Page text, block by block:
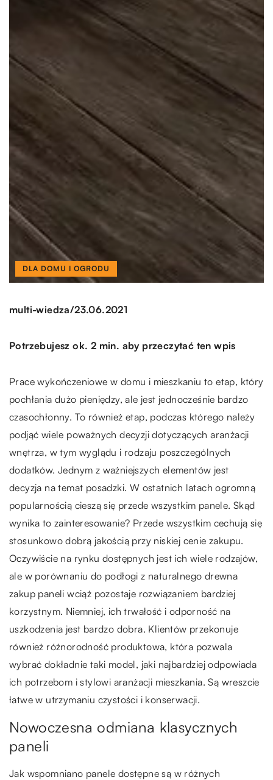
DLA DOMU I OGRODU
multi-wiedza/23.06.2021
Potrzebujesz ok. 2 min. aby przeczytać ten wpis
Prace wykończeniowe w domu i mieszkaniu to etap, który
pochłania dużo pieniędzy, ale jest jednocześnie bardzo
czasochłonny. To również etap, podczas którego należy
podjąć wiele poważnych decyzji dotyczących aranżacji
wnętrza, w tym wyglądu i rodzaju poszczególnych
dodatków. Jednym z ważniejszych elementów jest
decyzja na temat posadzki. W ostatnich latach ogromną
popularnością cieszą się przede wszystkim panele. Skąd
wynika to zainteresowanie? Przede wszystkim cechują się
stosunkowo dobrą jakością przy niskiej cenie zakupu.
Oczywiście na rynku dostępnych jest ich wiele rodzajów,
ale w porównaniu do podłogi z naturalnego drewna
zakup paneli wciąż pozostaje rozwiązaniem bardziej
korzystnym. Niemniej, ich trwałość i odporność na
uszkodzenia jest bardzo dobra. Klientów przekonuje
również różnorodność produktowa, która pozwala
wybrać dokładnie taki model, jaki najbardziej odpowiada
ich potrzebom i stylowi aranżacji mieszkania. Są wreszcie
łatwe w utrzymaniu czystości i konserwacji.
Nowoczesna odmiana klasycznych
paneli
Jak wspomniano panele dostępne są w różnych